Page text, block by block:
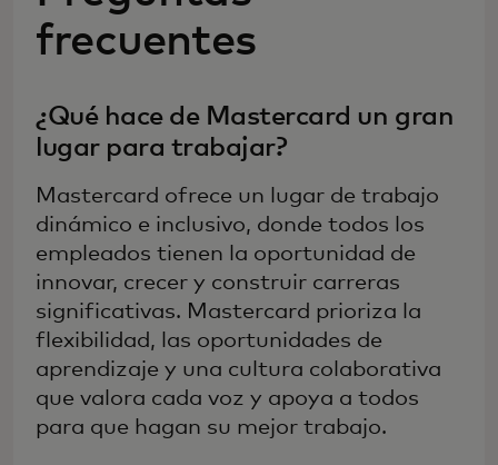
frecuentes
¿Qué hace de Mastercard un gran
lugar para trabajar?
Mastercard ofrece un lugar de trabajo
dinámico e inclusivo, donde todos los
empleados tienen la oportunidad de
innovar, crecer y construir carreras
significativas. Mastercard prioriza la
flexibilidad, las oportunidades de
aprendizaje y una cultura colaborativa
que valora cada voz y apoya a todos
para que hagan su mejor trabajo.